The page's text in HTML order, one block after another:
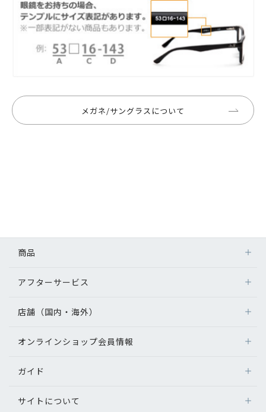
メガネ/サングラスについて
商品
アフターサービス
店舗（国内・海外）
オンラインショップ会員情報
ガイド
サイトについて